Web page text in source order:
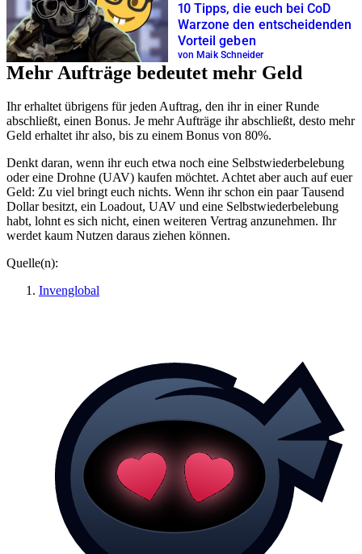
10 Tipps, die euch bei CoD
Warzone den entscheidenden
Vorteil geben
von Maik Schneider
Mehr Aufträge bedeutet mehr Geld
Ihr erhaltet übrigens für jeden Auftrag, den ihr in einer Runde
abschließt, einen Bonus. Je mehr Aufträge ihr abschließt, desto mehr
Geld erhaltet ihr also, bis zu einem Bonus von 80%.
Denkt daran, wenn ihr euch etwa noch eine Selbstwiederbelebung
oder eine Drohne (UAV) kaufen möchtet. Achtet aber auch auf euer
Geld: Zu viel bringt euch nichts. Wenn ihr schon ein paar Tausend
Dollar besitzt, ein Loadout, UAV und eine Selbstwiederbelebung
habt, lohnt es sich nicht, einen weiteren Vertrag anzunehmen. Ihr
werdet kaum Nutzen daraus ziehen können.
Quelle(n):
Invenglobal